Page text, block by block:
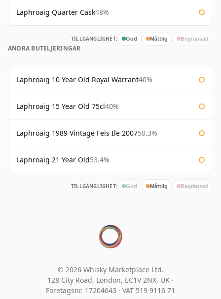
Laphroaig Quarter Cask48%
TILLGÄNGLIGHET: God Måttlig Begränsad
ANDRA BUTELJERINGAR
Laphroaig 10 Year Old Royal Warrant40%
Laphroaig 15 Year Old 75cl40%
Laphroaig 1989 Vintage Feis Ile 200750.3%
Laphroaig 21 Year Old53.4%
TILLGÄNGLIGHET: God Måttlig Begränsad
© 2026 Whisky Marketplace Ltd.
128 City Road, London, EC1V 2NX, UK ·
Företagsnr. 17204643 · VAT 519 9116 71